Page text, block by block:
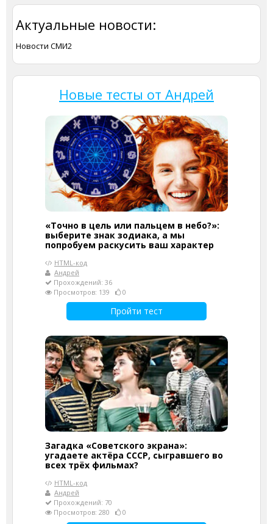
Актуальные новости:
Новости СМИ2
Новые тесты от Андрей
«Точно в цель или пальцем в небо?»:
выберите знак зодиака, а мы
попробуем раскусить ваш характер
HTML-код
Андрей
Прохождений: 36
Просмотров: 139
0
Пройти тест
Загадка «Советского экрана»:
угадаете актёра СССР, сыгравшего во
всех трёх фильмах?
HTML-код
Андрей
Прохождений: 70
Просмотров: 280
0